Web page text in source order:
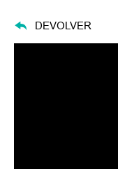
DEVOLVER